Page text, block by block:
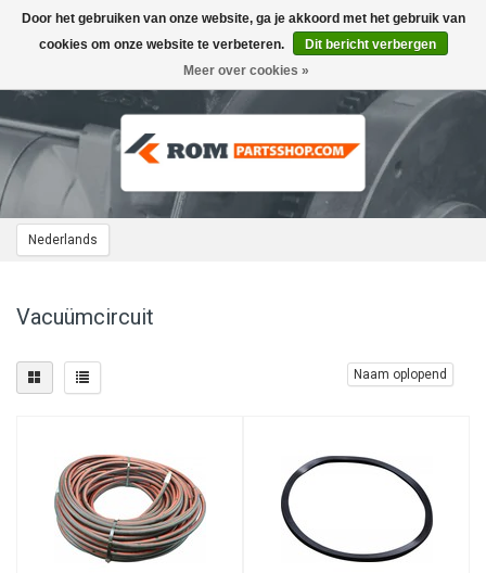
Nederlands
Toggle
navigation
Vacuümcircuit
Naam oplopend
Door het gebruiken van onze website, ga je akkoord met het gebruik van
cookies om onze website te verbeteren.
Dit bericht verbergen
Meer over cookies »